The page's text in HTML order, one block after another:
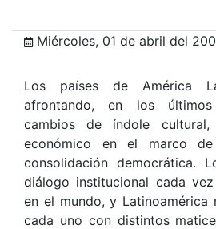
Miércoles, 01 de abril del
Los países de América
afrontando, en los
cambios de índole
económico en el marco
consolidación democrática.
diálogo institucional cada
en el mundo, y Latinoamérica
cada uno con distintos